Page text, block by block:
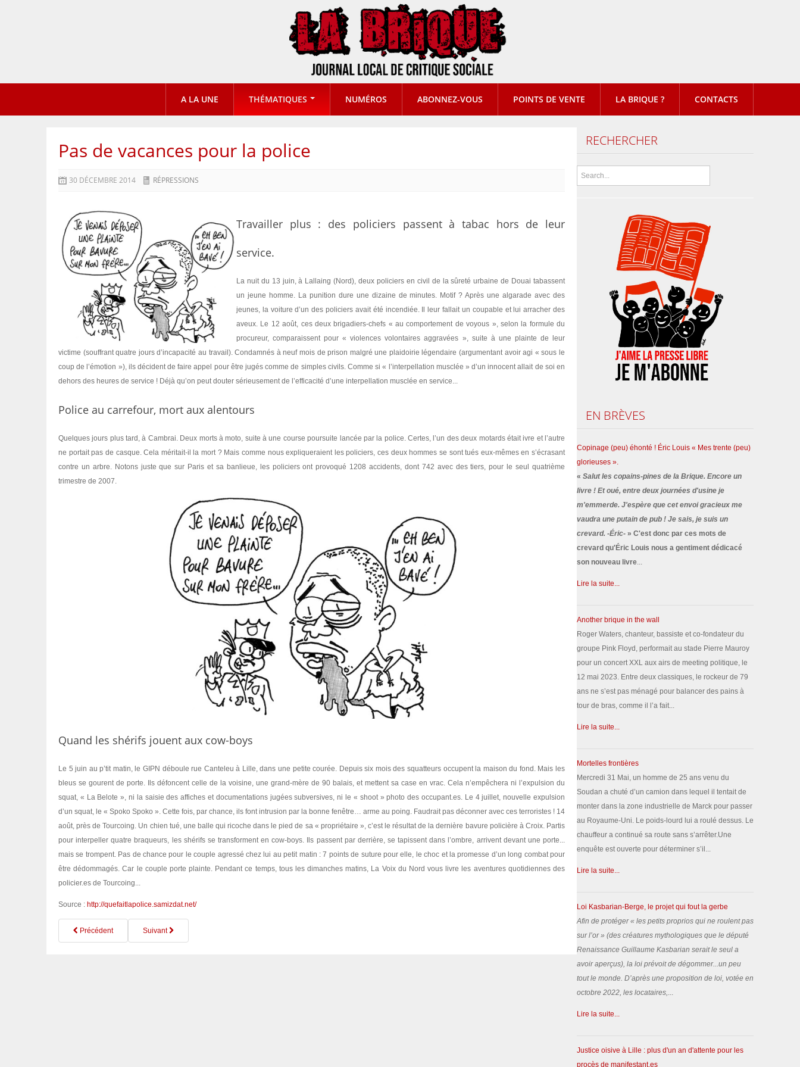
A LA UNE THÉMATIQUES NUMÉROS ABONNEZ-VOUS POINTS DE VENTE LA BRIQUE ? CONTACTS
Pas de vacances pour la police
30 DÉCEMBRE 2014 RÉPRESSIONS
Travailler plus : des policiers passent à tabac hors de leur
service.
La nuit du 13 juin, à Lallaing (Nord), deux policiers en civil de la sûreté urbaine de Douai tabassent
un jeune homme. La punition dure une dizaine de minutes. Motif ? Après une algarade avec des
jeunes, la voiture d’un des policiers avait été incendiée. Il leur fallait un coupable et lui arracher des
aveux. Le 12 août, ces deux brigadiers-chefs « au comportement de voyous », selon la formule du
procureur, comparaissent pour « violences volontaires aggravées », suite à une plainte de leur
victime (souffrant quatre jours d’incapacité au travail). Condamnés à neuf mois de prison malgré une plaidoirie légendaire (argumentant avoir agi « sous le
coup de l’émotion »), ils décident de faire appel pour être jugés comme de simples civils. Comme si « l’interpellation musclée » d’un innocent allait de soi en
dehors des heures de service ! Déjà qu’on peut douter sérieusement de l’efficacité d’une interpellation musclée en service...
Police au carrefour, mort aux alentours
Quelques jours plus tard, à Cambrai. Deux morts à moto, suite à une course poursuite lancée par la police. Certes, l’un des deux motards était ivre et l’autre
ne portait pas de casque. Cela méritait-il la mort ? Mais comme nous expliqueraient les policiers, ces deux hommes se sont tués eux-mêmes en s’écrasant
contre un arbre. Notons juste que sur Paris et sa banlieue, les policiers ont provoqué 1208 accidents, dont 742 avec des tiers, pour le seul quatrième
trimestre de 2007.
Quand les shérifs jouent aux cow-boys
Le 5 juin au p’tit matin, le GIPN déboule rue Canteleu à Lille, dans une petite courée. Depuis six mois des squatteurs occupent la maison du fond. Mais les
bleus se gourent de porte. Ils défoncent celle de la voisine, une grand-mère de 90 balais, et mettent sa case en vrac. Cela n’empêchera ni l’expulsion du
squat, « La Belote », ni la saisie des affiches et documentations jugées subversives, ni le « shoot » photo des occupant.es. Le 4 juillet, nouvelle expulsion
d’un squat, le « Spoko Spoko ». Cette fois, par chance, ils font intrusion par la bonne fenêtre… arme au poing. Faudrait pas déconner avec ces terroristes ! 14
août, près de Tourcoing. Un chien tué, une balle qui ricoche dans le pied de sa « propriétaire », c’est le résultat de la dernière bavure policière à Croix. Partis
pour interpeller quatre braqueurs, les shérifs se transforment en cow-boys. Ils passent par derrière, se tapissent dans l’ombre, arrivent devant une porte...
mais se trompent. Pas de chance pour le couple agressé chez lui au petit matin : 7 points de suture pour elle, le choc et la promesse d’un long combat pour
être dédommagés. Car le couple porte plainte. Pendant ce temps, tous les dimanches matins, La Voix du Nord vous livre les aventures quotidiennes des
policier.es de Tourcoing...
Source : http://quefaitlapolice.samizdat.net/
Précédent Suivant
RECHERCHER
EN BRÈVES
Copinage (peu) éhonté ! Éric Louis « Mes trente (peu)
glorieuses ».
« Salut les copains-pines de la Brique. Encore un
livre ! Et oué, entre deux journées d'usine je
m'emmerde. J'espère que cet envoi gracieux me
vaudra une putain de pub ! Je sais, je suis un
crevard. -Éric- » C'est donc par ces mots de
crevard qu'Éric Louis nous a gentiment dédicacé
son nouveau livre...
Lire la suite...
Another brique in the wall
Roger Waters, chanteur, bassiste et co-fondateur du
groupe Pink Floyd, performait au stade Pierre Mauroy
pour un concert XXL aux airs de meeting politique, le
12 mai 2023. Entre deux classiques, le rockeur de 79
ans ne s’est pas ménagé pour balancer des pains à
tour de bras, comme il l’a fait...
Lire la suite...
Mortelles frontières
Mercredi 31 Mai, un homme de 25 ans venu du
Soudan a chuté d’un camion dans lequel il tentait de
monter dans la zone industrielle de Marck pour passer
au Royaume-Uni. Le poids-lourd lui a roulé dessus. Le
chauffeur a continué sa route sans s’arrêter.Une
enquête est ouverte pour déterminer s’il...
Lire la suite...
Loi Kasbarian-Berge, le projet qui fout la gerbe
Afin de protéger « les petits proprios qui ne roulent pas
sur l’or» (des créatures mythologiques que le député
Renaissance Guillaume Kasbarian serait le seul a
avoir aperçus), la loi prévoit de dégommer...un peu
tout le monde. D’après une proposition de loi, votée en
octobre 2022, les locataires,...
Lire la suite...
Justice oisive à Lille : plus d'un an d'attente pour les
procès de manifestant.es